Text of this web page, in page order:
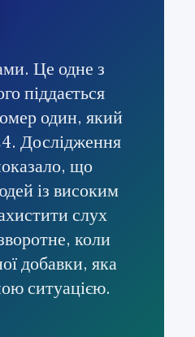
Це одне з
піддається
один, який
Дослідження
що
із високим
слух
коли
добавки, яка
ситуацією.